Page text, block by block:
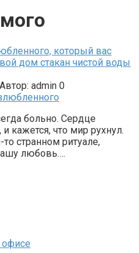
который вас
дом стакан чистой воды
Автор: admin 0
больно. Сердце
кажется, что мир рухнул.
странном ритуале,
любовь….